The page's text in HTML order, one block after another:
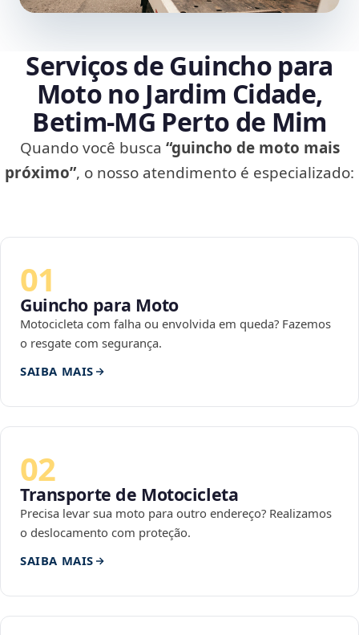
Serviços de Guincho para
Moto no Jardim Cidade,
Betim‑MG Perto de Mim
Quando você busca “guincho de moto mais
próximo”, o nosso atendimento é especializado:
01
Guincho para Moto
Motocicleta com falha ou envolvida em queda? Fazemos
o resgate com segurança.
SAIBA MAIS
02
Transporte de Motocicleta
Precisa levar sua moto para outro endereço? Realizamos
o deslocamento com proteção.
SAIBA MAIS